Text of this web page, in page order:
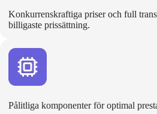
Konkurrenskraftiga priser och full
billigaste prissättning.
Pålitliga komponenter för optimal